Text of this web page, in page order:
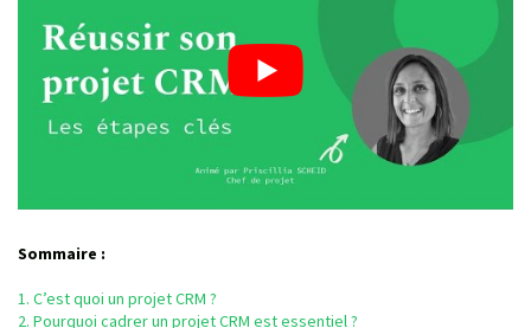
Sommaire :
1. C’est quoi un projet CRM ?
2. Pourquoi cadrer un projet CRM est essentiel ?